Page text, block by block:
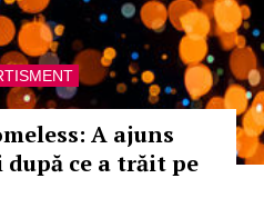
A ajuns
ce a trăit pe